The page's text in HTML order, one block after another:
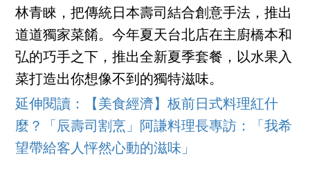
林青睞，把傳統日本壽司結合創意手法，推出
道道獨家菜餚。今年夏天台北店在主廚橋本和
弘的巧手之下，推出全新夏季套餐，以水果入
菜打造出你想像不到的獨特滋味。
延伸閱讀：【美食經濟】板前日式料理紅什
麼？「辰壽司割烹」阿謙料理長專訪：「我希
望帶給客人怦然心動的滋味」